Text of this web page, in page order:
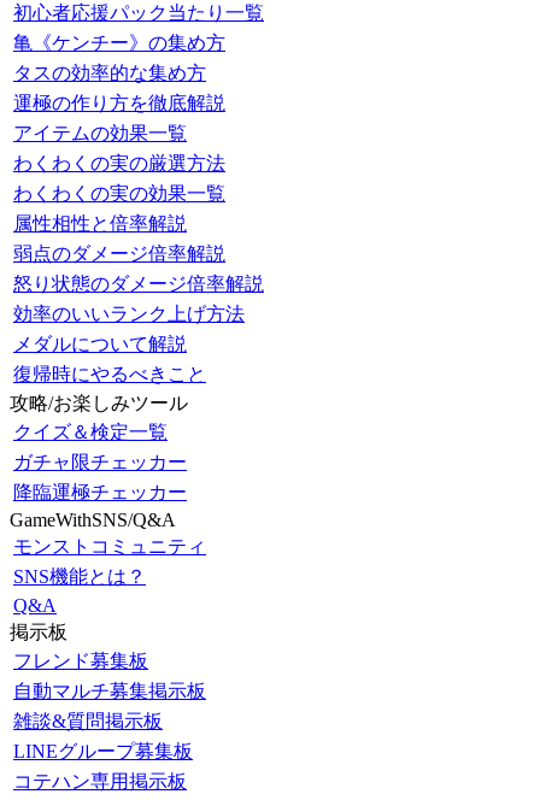
初心者応援パック当たり一覧
亀《ケンチー》の集め方
タスの効率的な集め方
運極の作り方を徹底解説
アイテムの効果一覧
わくわくの実の厳選方法
わくわくの実の効果一覧
属性相性と倍率解説
弱点のダメージ倍率解説
怒り状態のダメージ倍率解説
効率のいいランク上げ方法
メダルについて解説
復帰時にやるべきこと
攻略/お楽しみツール
クイズ＆検定一覧
ガチャ限チェッカー
降臨運極チェッカー
GameWithSNS/Q&A
モンストコミュニティ
SNS機能とは？
Q&A
掲示板
フレンド募集板
自動マルチ募集掲示板
雑談&質問掲示板
LINEグループ募集板
コテハン専用掲示板